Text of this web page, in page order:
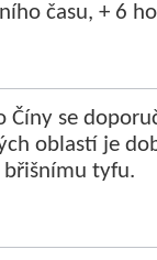
času, + 6
Číny se
oblastí je
břišnímu tyfu.